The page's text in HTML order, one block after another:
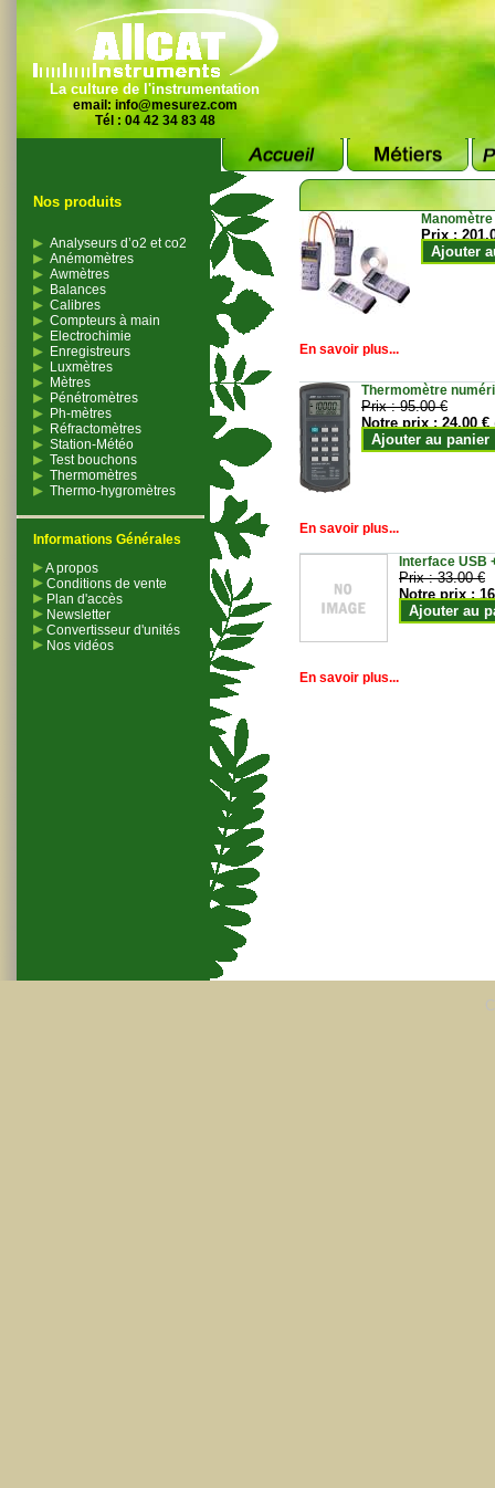
La culture de l'instrumentation
email: info@mesurez.com
Tél : 04 42 34 83 48
Nos produits
Analyseurs d’o2 et co2
Anémomètres
Awmètres
Balances
Calibres
Compteurs à main
Electrochimie
Enregistreurs
Luxmètres
Mètres
Pénétromètres
Ph-mètres
Réfractomètres
Station-Météo
Test bouchons
Thermomètres
Thermo-hygromètres
Informations Générales
A propos
Conditions de vente
Plan d'accès
Newsletter
Convertisseur d'unités
Nos vidéos
Prix :
Ajouter
En savoir plus...
Thermomètre
Prix :95.00 €
Notre prix :24.00 €
Ajouter au panier
En savoir plus...
Interface USB
Prix :33.00 €
Notre prix :
Ajouter au
En savoir plus...